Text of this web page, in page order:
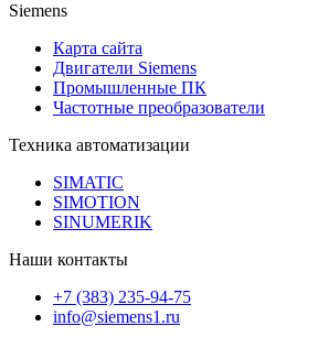
Siemens
Карта сайта
Двигатели Siemens
Промышленные ПК
Частотные преобразователи
Техника автоматизации
SIMATIC
SIMOTION
SINUMERIK
Наши контакты
+7 (383) 235-94-75
info@siemens1.ru